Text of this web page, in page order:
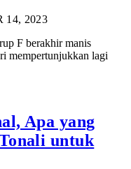
14, 2023
F berakhir manis
mempertunjukkan lagi
Apa yang
untuk